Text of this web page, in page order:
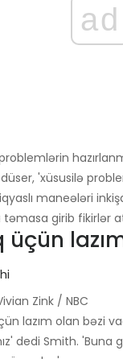
ad
'xüsusilə
maneələri
girib fikirlər
Zink / NBC
lazım olan bəzi
dedi Smith.